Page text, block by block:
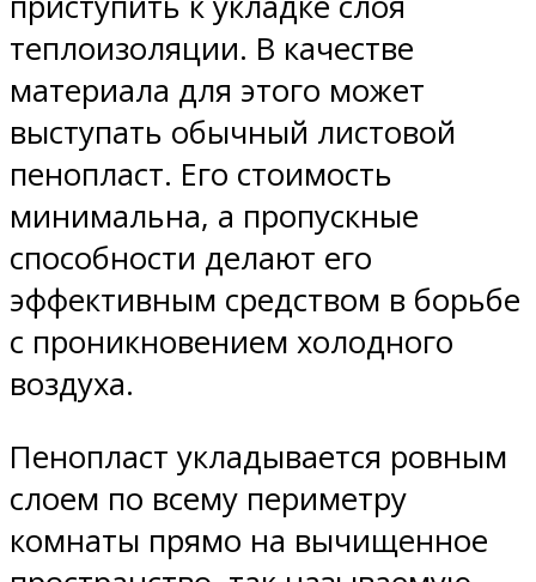
теплоизоляции. В качестве
материала для этого может
выступать обычный листовой
пенопласт. Его стоимость
минимальна, а пропускные
способности делают его
эффективным средством в борьбе
с проникновением холодного
воздуха.
Пенопласт укладывается ровным
слоем по всему периметру
комнаты прямо на вычищенное